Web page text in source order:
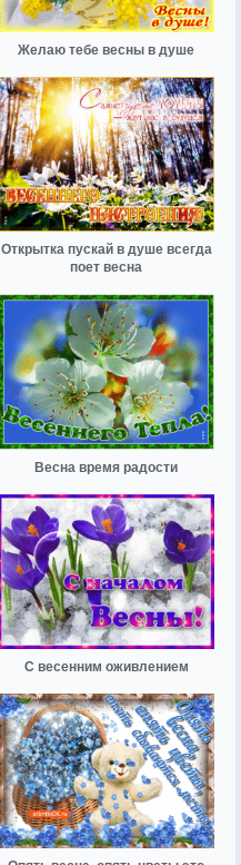
Желаю тебе весны в душе
Открытка пускай в душе всегда
поет весна
Весна время радости
С весенним оживлением